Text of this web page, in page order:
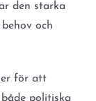
den starka
och
för att
politiska